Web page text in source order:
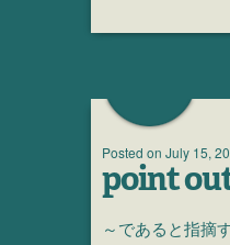
Posted on July 15,
point
～であると指摘